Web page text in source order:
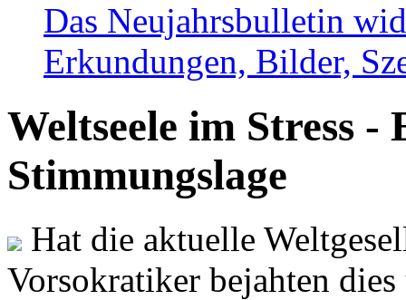
Das Neujahrsbulletin
Erkundungen, Bilder,
Weltseele im Stress -
Stimmungslage
Hat die aktuelle
Vorsokratiker bejahten